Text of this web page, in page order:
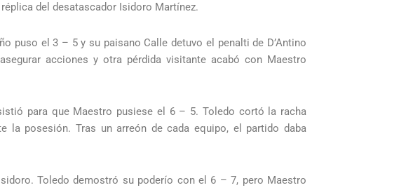
del desatascador Isidoro Martínez.
puso el 3 – 5 y su paisano Calle detuvo el penalti de D’Antino
acciones y otra pérdida visitante acabó con Maestro
para que Maestro pusiese el 6 – 5. Toledo cortó la racha
la posesión. Tras un arreón de cada equipo, el partido daba
Toledo demostró su poderío con el 6 – 7, pero Maestro